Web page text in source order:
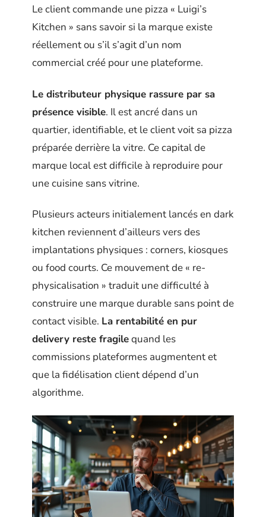
Le client commande une pizza « Luigi’s
Kitchen » sans savoir si la marque existe
réellement ou s’il s’agit d’un nom
commercial créé pour une plateforme.
Le distributeur physique rassure par sa
présence visible. Il est ancré dans un
quartier, identifiable, et le client voit sa pizza
préparée derrière la vitre. Ce capital de
marque local est difficile à reproduire pour
une cuisine sans vitrine.
Plusieurs acteurs initialement lancés en dark
kitchen reviennent d’ailleurs vers des
implantations physiques : corners, kiosques
ou food courts. Ce mouvement de « re-
physicalisation » traduit une difficulté à
construire une marque durable sans point de
contact visible. La rentabilité en pur
delivery reste fragilequand les
commissions plateformes augmentent et
que la fidélisation client dépend d’un
algorithme.